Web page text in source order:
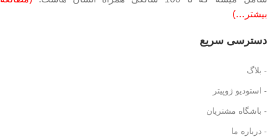
بیشتر…)
دسترسی سریع
- بلاگ
- استودیو ژوپیتر
- باشگاه مشتریان
- درباره ما